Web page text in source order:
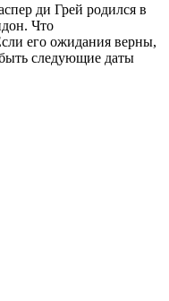
ди Грей родился в
Что
его ожидания верны,
следующие даты